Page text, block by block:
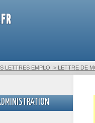
LETTRES EMPLOI > LETTRE DE